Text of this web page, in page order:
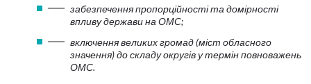
забезпечення пропорційності та домірності
впливу держави на ОМС;
включення великих громад (міст обласного
значення) до складу округів у термін повноважень
ОМС.